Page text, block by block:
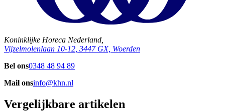
Koninklijke Horeca Nederland,
Vijzelmolenlaan 10-12, 3447 GX, Woerden
Bel ons0348 48 94 89
Mail onsinfo@khn.nl
Vergelijkbare artikelen